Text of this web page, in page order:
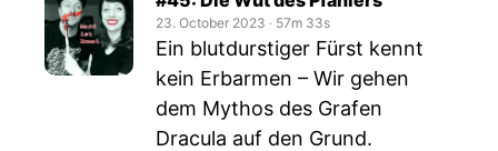
23. October 2023 ‧ 57m 33s
Ein blutdurstiger Fürst kennt
kein Erbarmen – Wir gehen
dem Mythos des Grafen
Dracula auf den Grund.